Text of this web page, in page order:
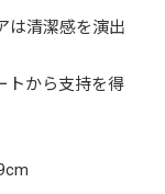
は清潔感を演出
トから支持を得